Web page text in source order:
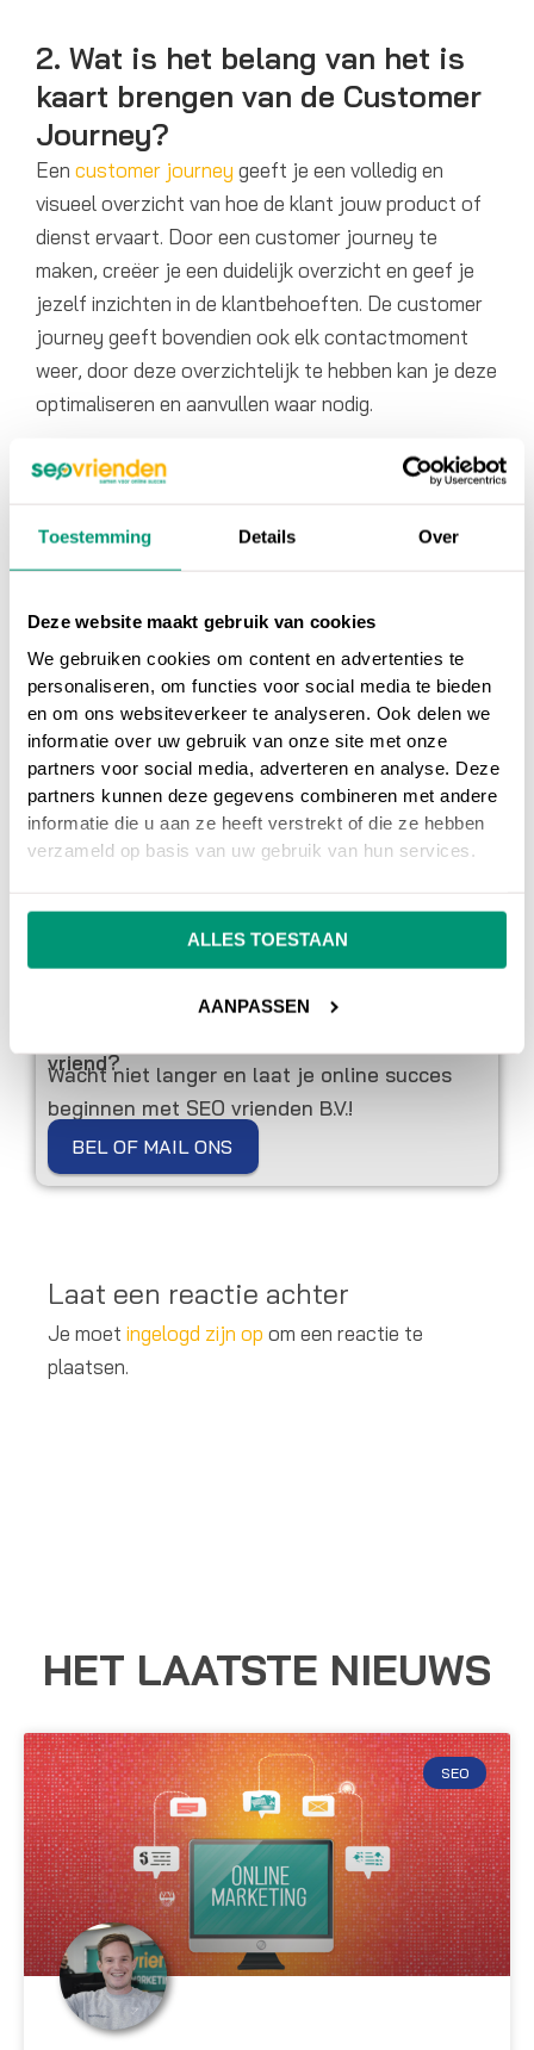
Toestemming Details Over
Deze website maakt gebruik van cookies
We gebruiken cookies om content en advertenties te
personaliseren, om functies voor social media te bieden
en om ons websiteverkeer te analyseren. Ook delen we
informatie over uw gebruik van onze site met onze
partners voor social media, adverteren en analyse. Deze
partners kunnen deze gegevens combineren met andere
informatie die u aan ze heeft verstrekt of die ze hebben
verzameld op basis van uw gebruik van hun services.
ALLES TOESTAAN
AANPASSEN
2. Wat is het belang van het is
kaart brengen van de Customer
Journey?
Een customer journey geeft je een volledig en
visueel overzicht van hoe de klant jouw product of
dienst ervaart. Door een customer journey te
maken, creëer je een duidelijk overzicht en geef je
jezelf inzichten in de klantbehoeften. De customer
journey geeft bovendien ook elk contactmoment
weer, door deze overzichtelijk te hebben kan je deze
optimaliseren en aanvullen waar nodig.
aantrekken en behouden van
klanten. Dit wordt veelal gedaan
(awareness/oriëntatie) en laatste
(loyaliteit) fase.
SEO vrienden
Ook weet je nu goed welke zaken beter kunnen
binnen de klantreis. Verloopt het aankoopproces
vriend?
Wacht niet langer en laat je online succes
beginnen met SEO vrienden B.V.!
BEL OF MAIL ONS
Laat een reactie achter
Je moet ingelogd zijn op om een reactie te
plaatsen.
HET LAATSTE NIEUWS
SEO